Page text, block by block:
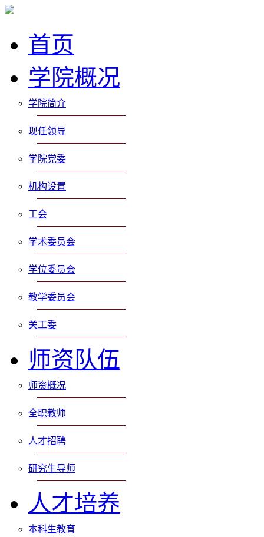
首页
学院概况
学院简介
现任领导
学院党委
机构设置
工会
学术委员会
学位委员会
教学委员会
关工委
师资队伍
师资概况
全职教师
人才招聘
研究生导师
人才培养
本科生教育